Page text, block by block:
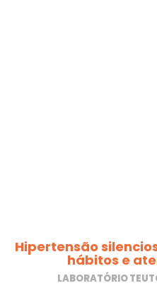
Hipertensão
hábitos e
LABORATÓRIO